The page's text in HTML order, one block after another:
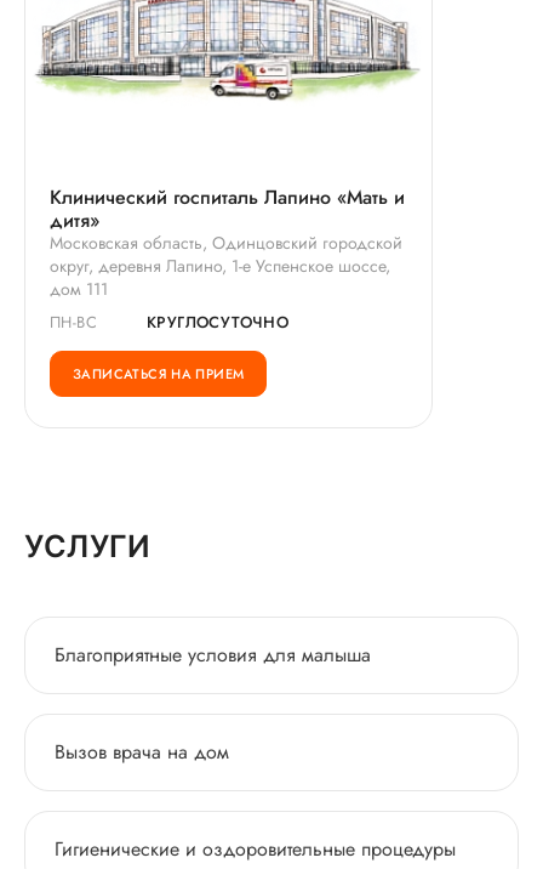
Клинический госпиталь Лапино «Мать и
дитя»
Московская область, Одинцовский городской
округ, деревня Лапино, 1-е Успенское шоссе,
дом 111
ПН-ВС КРУГЛОСУТОЧНО
ЗАПИСАТЬСЯ НА ПРИЕМ
УСЛУГИ
Благоприятные условия для малыша
Вызов врача на дом
Гигиенические и оздоровительные процедуры